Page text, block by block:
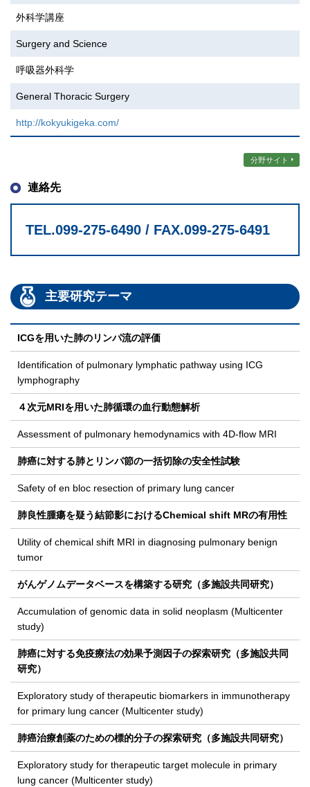
外科学講座
Surgery and Science
呼吸器外科学
General Thoracic Surgery
http://kokyukigeka.com/
分野サイト
連絡先
TEL.099-275-6490 / FAX.099-275-6491
主要研究テーマ
ICGを用いた肺のリンパ流の評価
Identification of pulmonary lymphatic pathway using ICG
lymphography
４次元MRIを用いた肺循環の血行動態解析
Assessment of pulmonary hemodynamics with 4D-flow MRI
肺癌に対する肺とリンパ節の一括切除の安全性試験
Safety of en bloc resection of primary lung cancer
肺良性腫瘍を疑う結節影におけるChemical shift MRの有用性
Utility of chemical shift MRI in diagnosing pulmonary benign
tumor
がんゲノムデータベースを構築する研究（多施設共同研究）
Accumulation of genomic data in solid neoplasm (Multicenter
study)
肺癌に対する免疫療法の効果予測因子の探索研究（多施設共同
研究）
Exploratory study of therapeutic biomarkers in immunotherapy
for primary lung cancer (Multicenter study)
肺癌治療創薬のための標的分子の探索研究（多施設共同研究）
Exploratory study for therapeutic target molecule in primary
lung cancer (Multicenter study)